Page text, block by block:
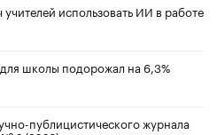
использовать ИИ в работе
школы подорожал на 6,3%
публицистического журнала